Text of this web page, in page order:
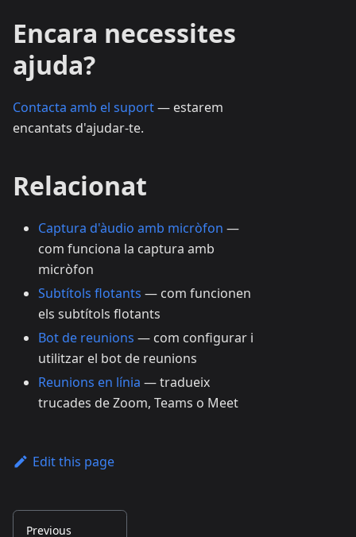
Encara necessites
ajuda?
Contacta amb el suport— estarem
encantats d'ajudar-te.
Relacionat
Captura d'àudio amb micròfon —
com funciona la captura amb
micròfon
Subtítols flotants — com funcionen
els subtítols flotants
Bot de reunions — com configurar i
utilitzar el bot de reunions
Reunions en línia — tradueix
trucades de Zoom, Teams o Meet
Edit this page
Previous